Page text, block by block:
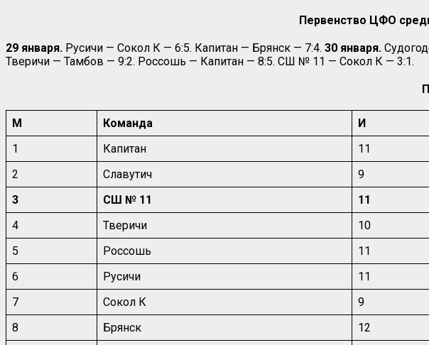
Первенство ЦФО
29 января. Русичи — Сокол К — 6:5. Капитан — Брянск — 7:4. 30 января.
Тверичи — Тамбов — 9:2. Россошь — Капитан — 8:5. СШ № 11 — Сокол К — 3:1.
М Команда И
1
Капитан 11
2
Славутич 9
3
СШ № 11 11
4
Тверичи 10
5
Россошь 11
6
Русичи 11
7
Сокол К 9
8
Брянск 12